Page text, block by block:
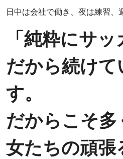
日中は会社で働き、夜は練習、
「純粋にサ
だから続け
す。
だからこそ
女たちの頑張